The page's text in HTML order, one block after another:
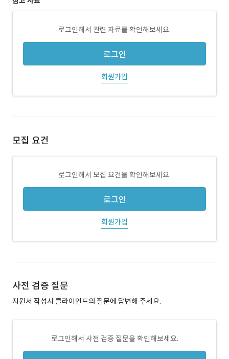
로그인해서 관련 자료를 확인해보세요.
로그인
회원가입
모집 요건
로그인해서 모집 요건을 확인해보세요.
로그인
회원가입
사전 검증 질문
지원서 작성시 클라이언트의 질문에 답변해 주세요.
로그인해서 사전 검증 질문을 확인해보세요.